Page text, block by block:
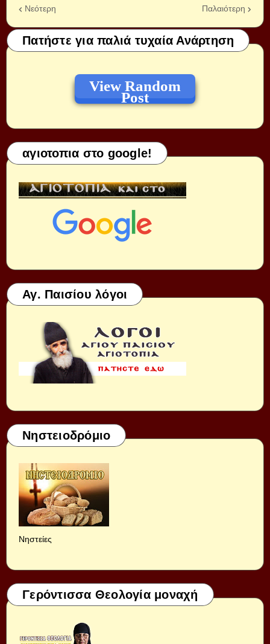
Νεότερη Παλαιότερη
Πατήστε για παλιά τυχαία Ανάρτηση
View Random
Post
αγιοτοπια στο google!
Αγ. Παισίου λόγοι
Νηστειοδρόμιο
Νηστείες
Γερόντισσα Θεολογία μοναχή